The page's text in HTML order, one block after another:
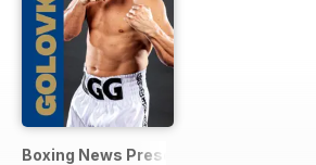
Boxing News Presents